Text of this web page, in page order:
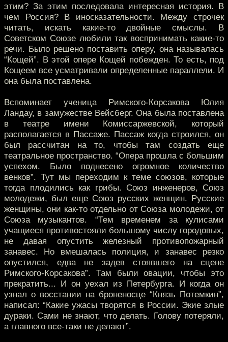
этим? За этим последовала интересная история. В
чем Россия? В иносказательности. Между строчек
читать, искать какие-то двойные смыслы. В
Советском Союзе любили так воспринимать какие-то
речи. Было решено поставить оперу, она называлась
“Кощей”. В этой опере Кощей побежден. То есть, под
Кощеем все усматривали определенные параллели. И
она была поставлена.
Вспоминает ученица Римского-Корсакова Юлия
Ландау, в замужестве Вейсберг. Она была поставлена
в театре имени Комиссаржевской, который
располагается в Пассаже. Пассаж когда строился, он
был рассчитан на то, чтобы там создать еще
театральное пространство. “Опера прошла с большим
успехом. Было поднесено огромное количество
венков”. Тут мы переходим к теме союзов, которые
тогда плодились как грибы. Союз инженеров, Союз
молодежи, был еще Союз русских женщин. Русские
женщины, они как-то отдельно от Союза молодежи, от
Союза музыкантов. “Тем временем за кулисами
учащиеся противостояли большому числу городовых,
не давая опустить железный противопожарный
занавес. Но вмешалась полиция, и занавес резко
опустился, едва не задев стоявшего на сцене
Римского-Корсакова”. Там были овации, чтобы это
прекратить... И он уехал из Петербурга. И когда он
узнал о восстании на броненосце “Князь Потемкин”,
написал: “Какие ужасы творятся в России. Экие злые
дураки. Сами не знают, что делать. Голову потеряли,
а главного все-таки не делают”.